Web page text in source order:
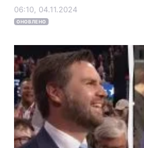
06:10, 04.11.2024
ОНОВЛЕНО